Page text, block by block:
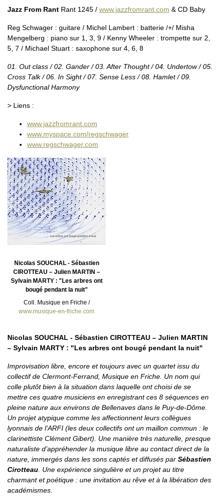
Jazz From Rant Rant 1245 / www.jazzfromrant.com & CD Baby
Reg Schwager : guitare / Michel Lambert : batterie /+/ Misha
Mengelberg : piano sur 1, 3, 9 / Kenny Wheeler : trompette sur 2,
5, 7 / Michael Stuart : saxophone sur 4, 6, 8
01. Out class / 02. Gander / 03. After Thought / 04. Undertow / 05.
Cross Talk / 06. In Sight / 07. Sense Less / 08. Hamlet / 09.
Dysfunctional Harmony
> Liens :
www.jazzfromrant.com
www.myspace.com/regschwager
www.regschwager.com
Nicolas SOUCHAL - Sébastien
CIROTTEAU – Julien MARTIN –
Sylvain MARTY : "Les arbres ont
bougé pendant la nuit"
Coll. Musique en Friche /
www.musique-en-friche.com
Nicolas SOUCHAL - Sébastien CIROTTEAU – Julien MARTIN
– Sylvain MARTY : "Les arbres ont bougé pendant la nuit"
Improvisation libre, encore et toujours avec un quartet issu du
collectif de Clermont-Ferrand, Musique en Friche. Un nom qui
colle plutôt bien à la situation dans laquelle ont choisi de se
mettre ces quatre musiciens en enregistrant ces 8 séquences en
pleine nature aux environs de Bellenaves dans le Puy-de-Dôme.
Un projet atypique comme les affectionnent leurs collègues
lyonnais de l’ARFI (les deux collectifs ont un maillon commun : le
clarinettiste Clément Gibert). Une manière très naturelle, presque
naturaliste d’appréhender la musique libre au contact direct de la
nature, immergés dans les sons captés et diffusés par Sébastien
Cirotteau. Une expérience singulière et un projet au titre
charmant et poétique : une invitation au rêve et à la libération des
académismes.